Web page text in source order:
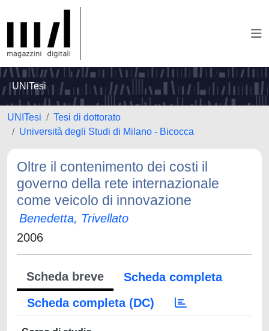
UNITesi
UNITesi
Tesi di dottorato
Università degli Studi di Milano - Bicocca
Oltre il contenimento dei costi il
governo della rete internazionale
come veicolo di innovazione
Benedetta, Trivellato
2006
Scheda breve
Scheda completa
Scheda completa (DC)